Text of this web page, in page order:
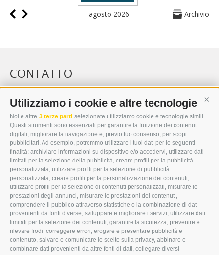
Utilizziamo i cookie e altre tecnologie
Noi e altre 3 terze parti selezionate utilizziamo cookie e tecnologie simili.
Questi strumenti sono essenziali per garantire la fruizione dei contenuti
digitali, migliorare la navigazione e, previo tuo consenso, per scopi
pubblicitari. Ad esempio, potremmo utilizzare i tuoi dati per le seguenti
finalità: archiviare informazioni su dispositivo e/o accedervi, utilizzare dati
limitati per la selezione della pubblicità, creare profili per la pubblicità
personalizzata, utilizzare profili per la selezione di pubblicità
personalizzata, creare profili per la personalizzazione dei contenuti,
utilizzare profili per la selezione di contenuti personalizzati, misurare le
prestazioni degli annunci, misurare le prestazioni dei contenuti,
comprendere il pubblico attraverso statistiche o la combinazione di dati
provenienti da fonti diverse, sviluppare e migliorare i servizi, utilizzare dati
limitati per la selezione dei contenuti, garantire la sicurezza, prevenire e
rilevare frodi, correggere errori, erogare e presentare pubblicità e
contenuto, salvare e comunicare le scelte sulla privacy, abbinare e
combinare dati provenienti da altre fonti di dati, collegare diversi
agosto 2026 Archivio
CONTATTO
WIPP-MEDIA GMBH
DER ERKER
I-39049 VIPITENO
TEL.: +39 0472 766876
GRAFIK@DERERKER.IT
INFO@DERERKER.IT
BARBARA.FONTANA@DERERKER.IT
ERKER
PUBBLICITÀ NELL’ERKER
PUBBLICITÀ ONLINE
ADDEBITO DIRETTO SEPA
REGOLAMENTO COMMENTI
ONLINE VOTING